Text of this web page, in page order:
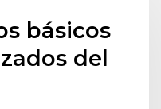
básicos
del